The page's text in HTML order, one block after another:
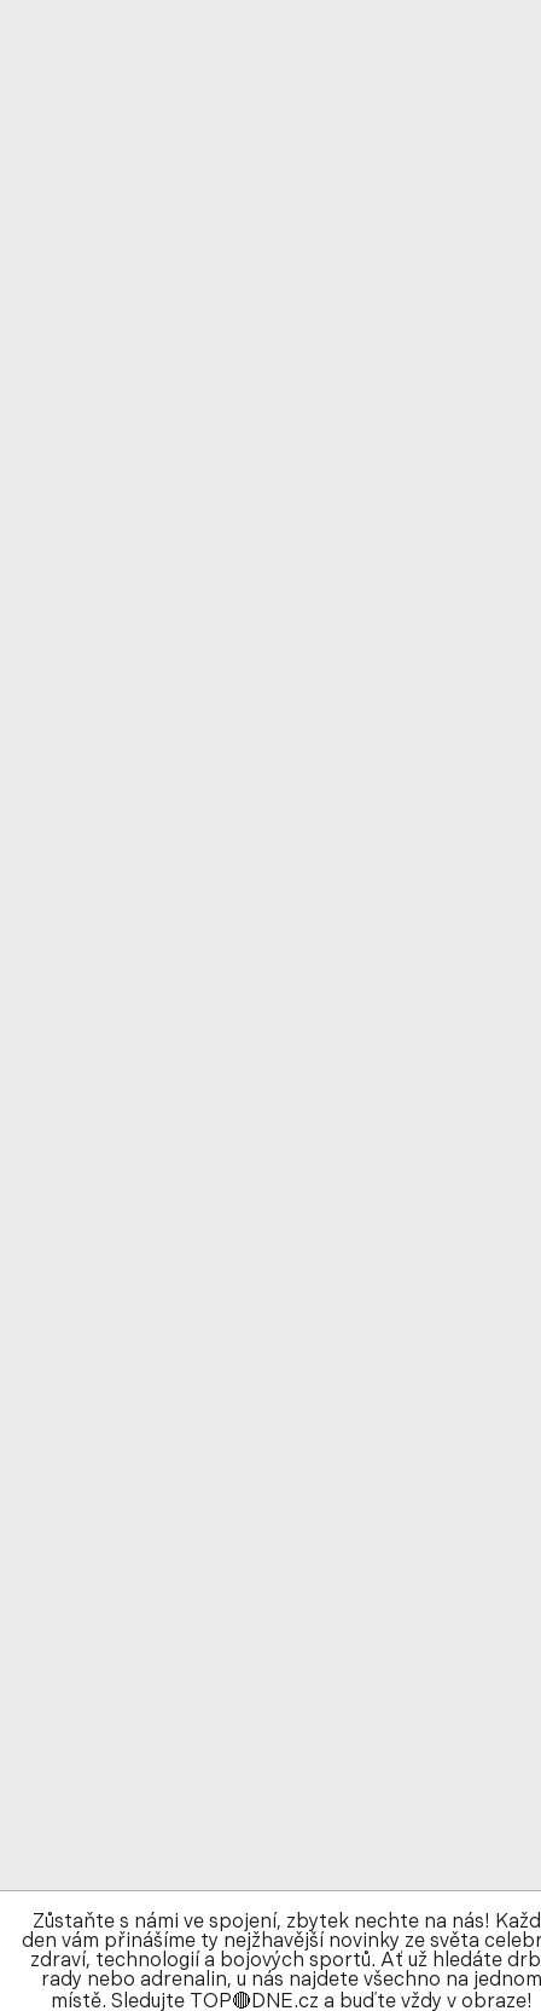
Zůstaňte s námi ve spojení, zbytek nechte na nás!
den vám přinášíme ty nejžhavější novinky ze světa
zdraví, technologií a bojových sportů. Ať už hledáte
rady nebo adrenalin, u nás najdete všechno na
místě. Sledujte TOP🔴DNE.cz a buďte vždy v obraze!